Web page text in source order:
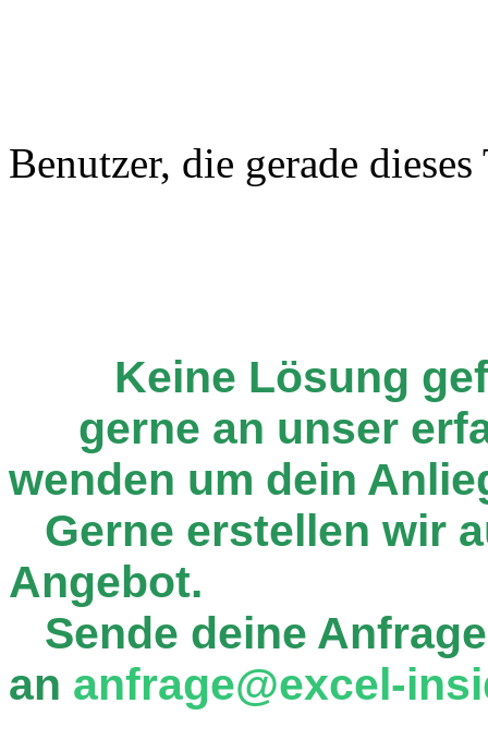
Benutzer, die gerade
Keine Lösung
gerne an unser
wenden um dein
Gerne erstellen wir
Angebot.
Sende deine
an anfrage@excel-